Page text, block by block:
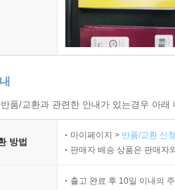
품/교환과 관련한 안내가 있는경우 아
방법
마이페이지 > 반품/교환 신
판매자 배송 상품은 판매자
출고 완료 후 10일 이내의